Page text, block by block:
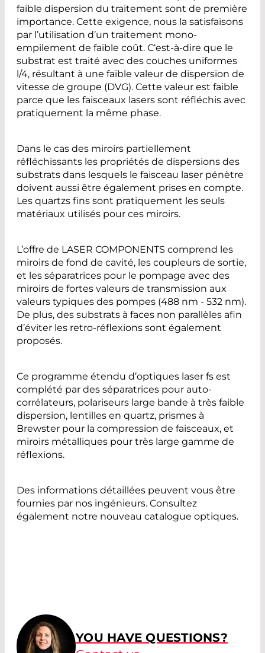
faible dispersion du traitement sont de première
importance. Cette exigence, nous la satisfaisons
par l’utilisation d’un traitement mono-
empilement de faible coût. C‘est-à-dire que le
substrat est traité avec des couches uniformes
l/4, résultant à une faible valeur de dispersion de
vitesse de groupe (DVG). Cette valeur est faible
parce que les faisceaux lasers sont réfléchis avec
pratiquement la même phase.
Dans le cas des miroirs partiellement
réfléchissants les propriétés de dispersions des
substrats dans lesquels le faisceau laser pénètre
doivent aussi être également prises en compte.
Les quartzs fins sont pratiquement les seuls
matériaux utilisés pour ces miroirs.
L’offre de LASER COMPONENTS comprend les
miroirs de fond de cavité, les coupleurs de sortie,
et les séparatrices pour le pompage avec des
miroirs de fortes valeurs de transmission aux
valeurs typiques des pompes (488 nm - 532 nm).
De plus, des substrats à faces non parallèles afin
d’éviter les retro-réflexions sont également
proposés.
Ce programme étendu d’optiques laser fs est
complété par des séparatrices pour auto-
corrélateurs, polariseurs large bande à très faible
dispersion, lentilles en quartz, prismes à
Brewster pour la compression de faisceaux, et
miroirs métalliques pour très large gamme de
réflexions.
Des informations détaillées peuvent vous être
fournies par nos ingénieurs. Consultez
également notre nouveau catalogue optiques.
YOU HAVE QUESTIONS?